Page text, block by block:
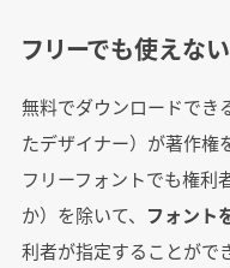
フリーでも使えな
無料でダウンロードでき
たデザイナー）が著作権
フリーフォントでも権利
か）を除いて、 フォント
利者が指定することがで